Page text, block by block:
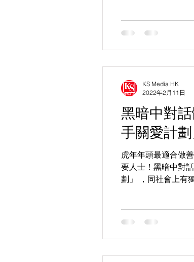
黑暗中對話
手關愛計
虎年年頭最適合做
要人士！黑暗中對
劃」 ，同社會上有
KS Media HK
2022年2月11日